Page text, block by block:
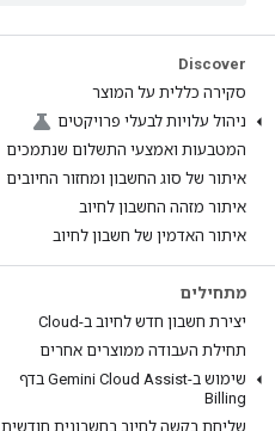
Discover
סקירה כללית על המוצר
ניהול עלויות לבעלי פרויקטים
המטבעות ואמצעי התשלום שנתמכים
איתור של סוג החשבון ומחזור החיובים
איתור מזהה החשבון לחיוב
איתור האדמין של חשבון לחיוב
מתחילים
יצירת חשבון חדש לחיוב ב-Cloud
תחילת העבודה ממוצרים אחרים
שימוש ב-Gemini Cloud Assist בדף
Billing
שליחת בקשה לחיוב בחשבונית חודשית